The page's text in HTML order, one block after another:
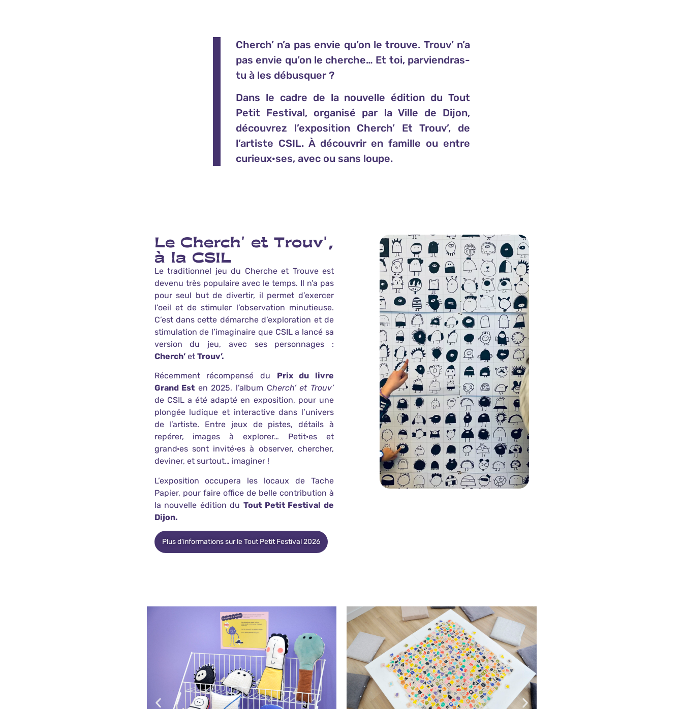
Cherch’ n’a pas envie qu’on le trouve. Trouv’ n’a
pas envie qu’on le cherche… Et toi, parviendras-
tu à les débusquer ?
Dans le cadre de la nouvelle édition du Tout
Petit Festival, organisé par la Ville de Dijon,
découvrez l’exposition Cherch’ Et Trouv’, de
l’artiste CSIL. À découvrir en famille ou entre
curieux·ses, avec ou sans loupe.
Le Cherch' et Trouv',
à la CSIL
Le traditionnel jeu du Cherche et Trouve est
devenu très populaire avec le temps. Il n’a pas
pour seul but de divertir, il permet d’exercer
l’oeil et de stimuler l’observation minutieuse.
C’est dans cette démarche d’exploration et de
stimulation de l’imaginaire que CSIL a lancé sa
version du jeu, avec ses personnages :
Cherch’et Trouv’.
Récemment récompensé du Prix du livre
Grand Est en 2025, l’album Cherch’ et Trouv’
de CSIL a été adapté en exposition, pour une
plongée ludique et interactive dans l’univers
de l’artiste. Entre jeux de pistes, détails à
repérer, images à explorer… Petit·es et
grand·es sont invité·es à observer, chercher,
deviner, et surtout… imaginer !
L’exposition occupera les locaux de Tache
Papier, pour faire office de belle contribution à
la nouvelle édition duTout Petit Festival de
Dijon.
Plus d'informations sur le Tout Petit Festival 2026